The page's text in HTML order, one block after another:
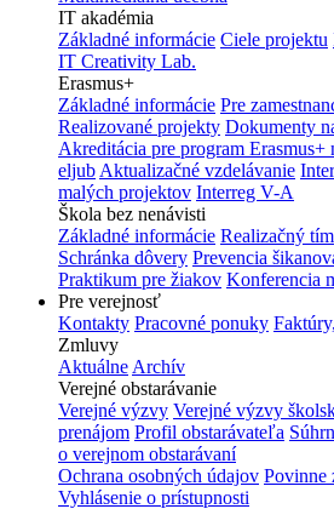
IT akadémia
Základné informácie Ciele projektu
IT Creativity Lab.
Erasmus+
Základné informácie Pre
Realizované projekty Dokumenty
Akreditácia pre program Erasmus+
eljub Aktualizačné vzdelávanie
malých projektov Interreg V-A
Škola bez nenávisti
Základné informácie Realizačný tím
Schránka dôvery Prevencia
Praktikum pre žiakov Konferencia
Pre verejnosť
Kontakty Pracovné ponuky
Zmluvy
Aktuálne Archív
Verejné obstarávanie
Verejné výzvy Verejné výzvy
prenájom Profil obstarávateľa
o verejnom obstarávaní
Ochrana osobných údajov Povinne
Vyhlásenie o prístupnosti